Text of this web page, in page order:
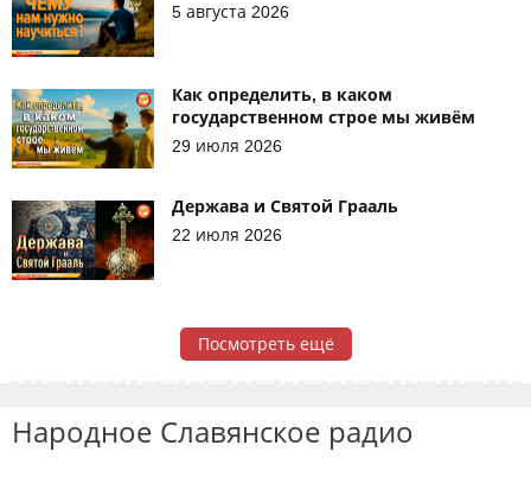
5 августа 2026
Как определить, в каком
государственном строе мы живём
29 июля 2026
Держава и Святой Грааль
22 июля 2026
Посмотреть ещё
Народное Славянское радио